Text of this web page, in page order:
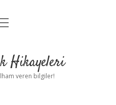
Uyarı
Hikayeleri
veren bilgiler!